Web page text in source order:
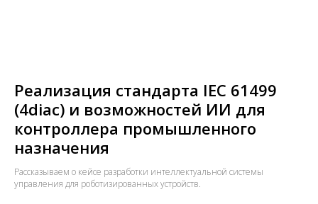
Реализация стандарта IEC 61499
(4diac) и возможностей ИИ для
контроллера промышленного
назначения
Рассказываем о кейсе разработки интеллектуальной системы
управления для роботизированных устройств.